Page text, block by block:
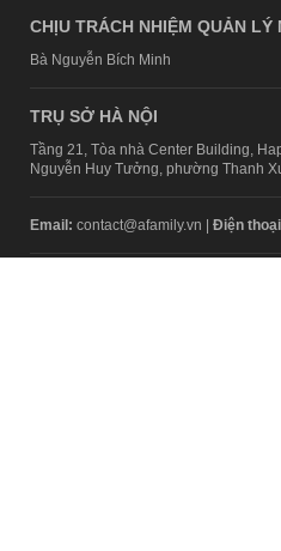
CHỊU TRÁCH NHIỆM QUẢN LÝ
Bà Nguyễn Bích Minh
TRỤ SỞ HÀ NỘI
Tầng 21, Tòa nhà Center Building,
Nguyễn Huy Tưởng, phường Thanh
Email: contact@afamily.vn | Điện